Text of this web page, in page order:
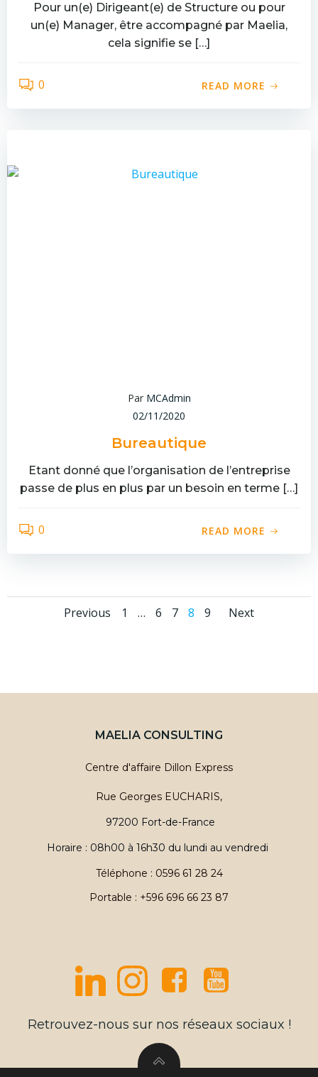
Pour un(e) Dirigeant(e) de Structure ou pour
un(e) Manager, être accompagné par Maelia,
cela signifie se […]
0 READ MORE
Par MCAdmin
02/11/2020
Bureautique
Etant donné que l’organisation de l’entreprise
passe de plus en plus par un besoin en terme […]
0 READ MORE
Posts
Previous
Posts
Page
1 … Page
6 Page
7 Page
8 Page
9
Posts
Next
MAELIA CONSULTING
Centre d'affaire Dillon Express
Rue Georges EUCHARIS,
97200 Fort-de-France
Horaire : 08h00 à 16h30 du lundi au vendredi
Téléphone : 0596 61 28 24
Portable : +596 696 66 23 87
Retrouvez-nous sur nos réseaux sociaux !